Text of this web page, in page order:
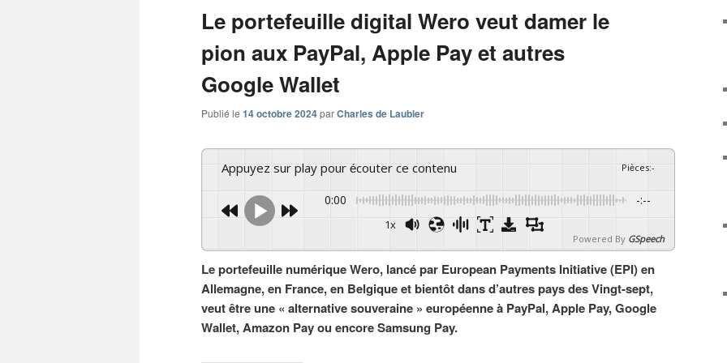
Le portefeuille digital Wero veut damer le
pion aux PayPal, Apple Pay et autres
Google Wallet
Publié le 14 octobre 2024parCharles de Laubier
Appuyez sur play pour écouter ce contenu Pièces:-
0:00 -:--
1x
Powered By GSpeech
Le portefeuille numérique Wero, lancé par European Payments Initiative (EPI) en
Allemagne, en France, en Belgique et bientôt dans d’autres pays des Vingt-sept,
veut être une « alternative souveraine » européenne à PayPal, Apple Pay, Google
Wallet, Amazon Pay ou encore Samsung Pay.